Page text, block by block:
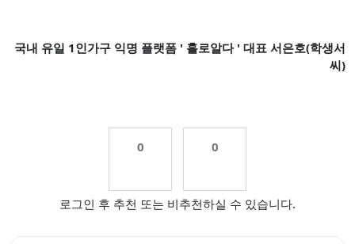
국내 유일 1인가구 익명 플랫폼 ' 홀로알다 ' 대표 서은호(학생서
씨)
0 0
로그인 후 추천 또는 비추천하실 수 있습니다.